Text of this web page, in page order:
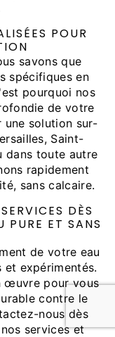
POUR
savons que
spécifiques en
pourquoi nos
de votre
une solution sur-
Saint-
dans toute autre
rapidement
sans calcaire.
DÈS
PURE ET SANS
de votre eau
et expérimentés.
œuvre pour vous
contre le
nous dès
services et